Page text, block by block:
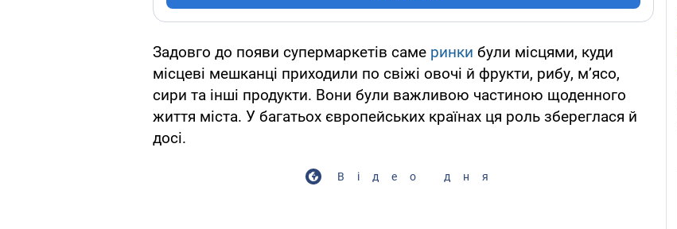
Задовго до появи супермаркетів саме ринки були місцями, куди
місцеві мешканці приходили по свіжі овочі й фрукти, рибу, м’ясо,
сири та інші продукти. Вони були важливою частиною щоденного
життя міста. У багатьох європейських країнах ця роль збереглася й
досі.
Відео дня